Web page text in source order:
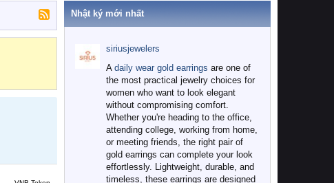
Nhật ký mới nhất
siriusjewelers
A daily wear gold earrings are one of
the most practical jewelry choices for
women who want to look elegant
without compromising comfort.
Whether you're heading to the office,
attending college, working from home,
or meeting friends, the right pair of
gold earrings can complete your look
effortlessly. Lightweight, durable, and
timeless, these earrings are designed